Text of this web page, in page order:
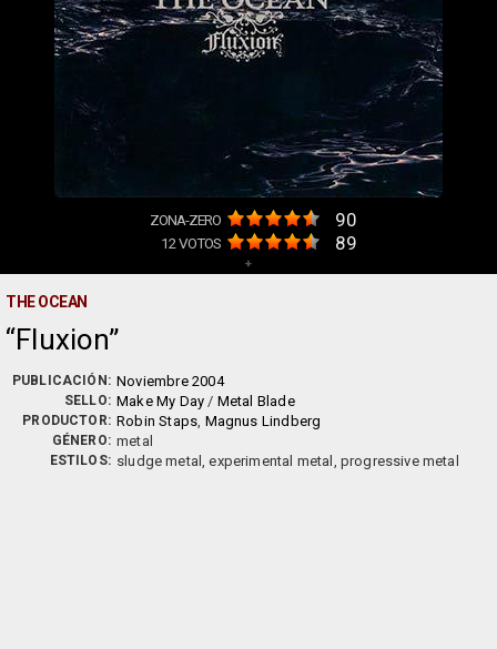
ZONA-ZERO 90
12VOTOS 89
+
THE OCEAN
Fluxion
PUBLICACIÓN: Noviembre 2004
SELLO: Make My Day / Metal Blade
PRODUCTOR: Robin Staps, Magnus Lindberg
GÉNERO: metal
ESTILOS: sludge metal, experimental metal, progressive metal